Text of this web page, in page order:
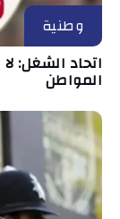
وطنية
اتحاد الشغل:
المواطن